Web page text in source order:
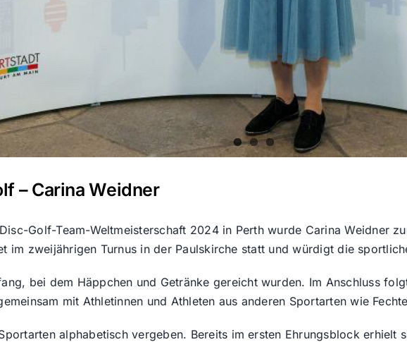
– Carina Weidner
Golf-Team-Weltmeisterschaft 2024 in Perth wurde Carina Weidner
im zweijährigen Turnus in der Paulskirche statt und würdigt die
bei dem Häppchen und Getränke gereicht wurden. Im Anschluss
mit Athletinnen und Athleten aus anderen Sportarten wie
alphabetisch vergeben. Bereits im ersten Ehrungsblock erhielt